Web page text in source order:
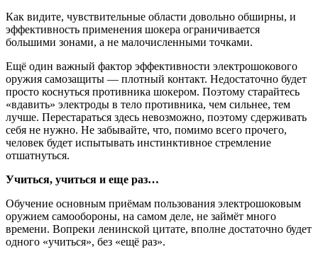
Как видите, чувствительные области довольно обширны, и
эффективность применения шокера ограничивается
большими зонами, а не малочисленными точками.
Ещё один важный фактор эффективности электрошокового
оружия самозащиты — плотный контакт. Недостаточно будет
просто коснуться противника шокером. Поэтому старайтесь
«вдавить» электроды в тело противника, чем сильнее, тем
лучше. Перестараться здесь невозможно, поэтому сдерживать
себя не нужно. Не забывайте, что, помимо всего прочего,
человек будет испытывать инстинктивное стремление
отшатнуться.
Учиться, учиться и еще раз…
Обучение основным приёмам пользования электрошоковым
оружием самообороны, на самом деле, не займёт много
времени. Вопреки ленинской цитате, вполне достаточно будет
одного «учиться», без «ещё раз».